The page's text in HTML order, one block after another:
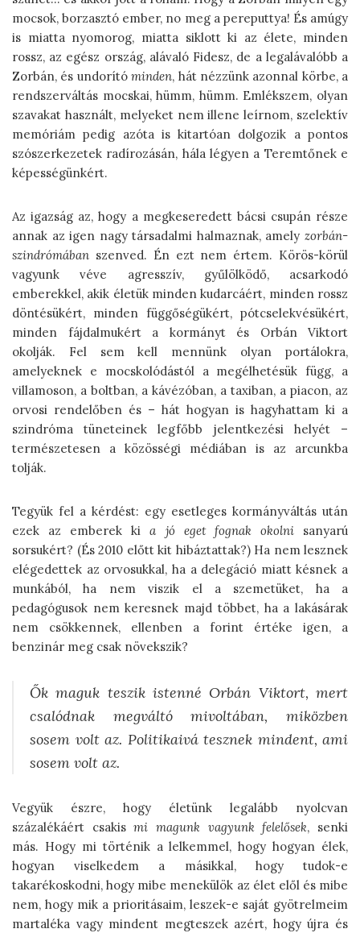
mocsok, borzasztó ember, no meg a pereputtya! És amúgy
is miatta nyomorog, miatta siklott ki az élete, minden
rossz, az egész ország, alávaló Fidesz, de a legalávalóbb a
Zorbán, és undorítóminden, hát nézzünk azonnal körbe, a
rendszerváltás mocskai, hümm, hümm. Emlékszem, olyan
szavakat használt, melyeket nem illene leírnom, szelektív
memóriám pedig azóta is kitartóan dolgozik a pontos
szószerkezetek radírozásán, hála légyen a Teremtőnek e
képességünkért.
Az igazság az, hogy a megkeseredett bácsi csupán része
annak az igen nagy társadalmi halmaznak, amely zorbán-
szindrómában szenved. Én ezt nem értem. Körös-körül
vagyunk véve agresszív, gyűlölködő, acsarkodó
emberekkel, akik életük minden kudarcáért, minden rossz
döntésükért, minden függőségükért, pótcselekvésükért,
minden fájdalmukért a kormányt és Orbán Viktort
okolják. Fel sem kell mennünk olyan portálokra,
amelyeknek e mocskolódástól a megélhetésük függ, a
villamoson, a boltban, a kávézóban, a taxiban, a piacon, az
orvosi rendelőben és – hát hogyan is hagyhattam ki a
szindróma tüneteinek legfőbb jelentkezési helyét –
természetesen a közösségi médiában is az arcunkba
tolják.
Tegyük fel a kérdést: egy esetleges kormányváltás után
ezek az emberek kia jó eget fognak okolnisanyarú
sorsukért? (És 2010 előtt kit hibáztattak?) Ha nem lesznek
elégedettek az orvosukkal, ha a delegáció miatt késnek a
munkából, ha nem viszik el a szemetüket, ha a
pedagógusok nem keresnek majd többet, ha a lakásárak
nem csökkennek, ellenben a forint értéke igen, a
benzinár meg csak növekszik?
Ők maguk teszik istenné Orbán Viktort, mert
csalódnak megváltó mivoltában, miközben
sosem volt az. Politikaivá tesznek mindent, ami
sosem volt az.
Vegyük észre, hogy életünk legalább nyolcvan
százalékáért csakismi magunk vagyunk felelősek, senki
más. Hogy mi történik a lelkemmel, hogy hogyan élek,
hogyan viselkedem a másikkal, hogy tudok-e
takarékoskodni, hogy mibe menekülök az élet elől és mibe
nem, hogy mik a prioritásaim, leszek-e saját gyötrelmeim
martaléka vagy mindent megteszek azért, hogy újra és